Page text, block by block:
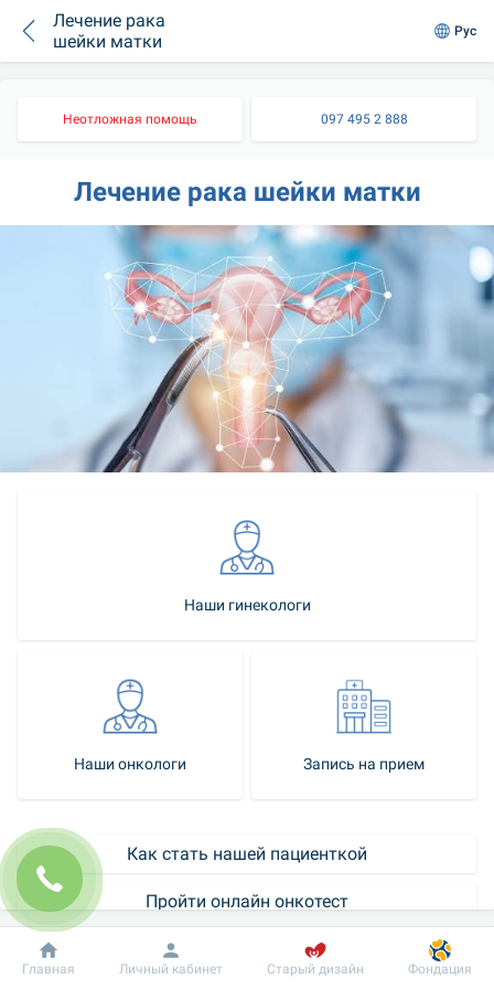
Лечение рака
шейки матки
Рус
Неотложная помощь 097 495 2 888
Лечение рака шейки матки
Наши гинекологи
Наши онкологи Запись на прием
Как стать нашей пациенткой
Пройти онлайн онкотест
Контакт-центр
Добробут
Информация Пациенту
Главная Личный кабинет Старый дизайн Фондация